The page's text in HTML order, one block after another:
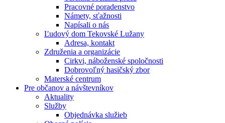
Pracovné poradenstvo
Námety, sťažnosti
Napísali o nás
Ľudový dom Tekovské Lužany
Adresa, kontakt
Združenia a organizácie
Cirkvi, náboženské spoločnosti
Dobrovoľný hasičský zbor
Materské centrum
Pre občanov a návštevníkov
Aktuality
Služby
Objednávka služieb